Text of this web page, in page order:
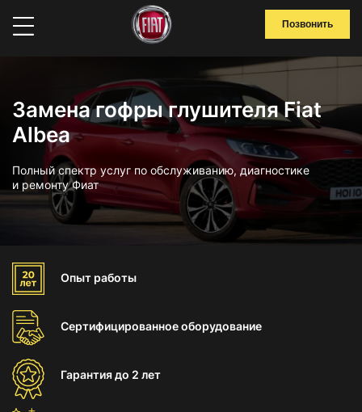
Позвонить
Замена гофры глушителя Fiat
Albea
Полный спектр услуг по обслуживанию, диагностике
и ремонту Фиат
Опыт работы
Сертифицированноеоборудование
Гарантиядо 2 лет